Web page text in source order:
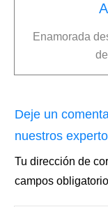
Enamorada
Deje un
nuestros
Tu dirección de
campos